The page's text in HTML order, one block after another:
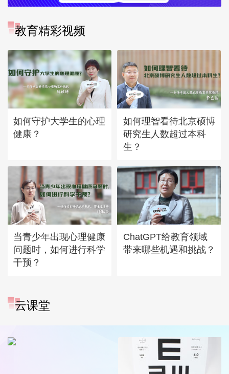
教育精彩视频
如何守护大学生的心理
健康？
如何理智看待北京硕博
研究生人数超过本科
生？
当青少年出现心理健康
问题时，如何进行科学
干预？
ChatGPT给教育领域
带来哪些机遇和挑战？
云课堂